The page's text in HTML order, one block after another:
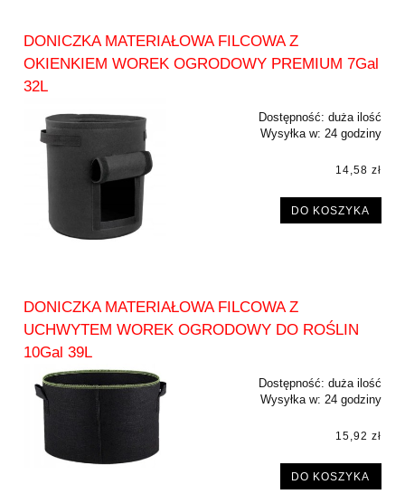
DONICZKA MATERIAŁOWA FILCOWA Z
OKIENKIEM WOREK OGRODOWY PREMIUM 7Gal
32L
Dostępność: duża ilość
Wysyłka w: 24 godziny
14,58 zł
DO KOSZYKA
DONICZKA MATERIAŁOWA FILCOWA Z
UCHWYTEM WOREK OGRODOWY DO ROŚLIN
10Gal 39L
Dostępność: duża ilość
Wysyłka w: 24 godziny
15,92 zł
DO KOSZYKA